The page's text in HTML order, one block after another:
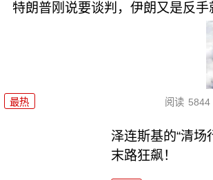
特朗普刚说要谈判，伊朗又是反手
最热 阅读 5844
泽连斯基的“清场
末路狂飙！